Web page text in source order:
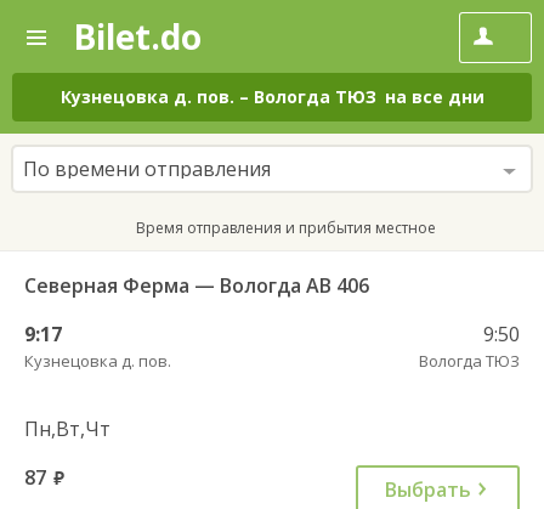
—
Поиск
и
покупка
билетов
на
автобус
онлайн
Bilet.do
Кузнецовка д. пов. – Вологда ТЮЗ на все дни
По времени отправления
Время отправления и прибытия местное
Северная Ферма — Вологда АВ 406
9:17
Кузнецовка д. пов.
9:50
Вологда ТЮЗ
Пн,Вт,Чт
87 руб. Выбрать